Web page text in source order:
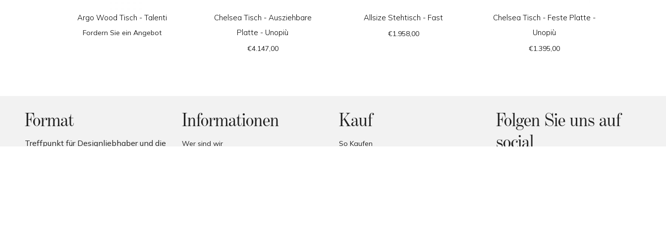
Argo Wood Tisch - Talenti
Fordern Sie ein Angebot
Chelsea Tisch - Ausziehbare
Platte - Unopiù
€4.147,00
Allsize Stehtisch - Fast
€1.958,00
Chelsea Tisch - Feste Platte -
Unopiù
€1.395,00
Format
Treffpunkt für Designliebhaber und die
Informationen
Wer sind wir
Kauf
So Kaufen
Folgen Sie uns auf
social